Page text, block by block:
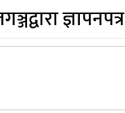
ज्ञापनपत्र